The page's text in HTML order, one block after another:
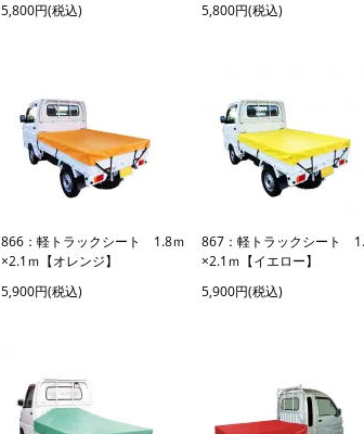
5,800円(税込)
5,800円(税込)
866：軽トラックシート 1.8ｍ
×2.1ｍ【オレンジ】
5,900円(税込)
867：軽トラックシート
×2.1ｍ【イエロー】
5,900円(税込)